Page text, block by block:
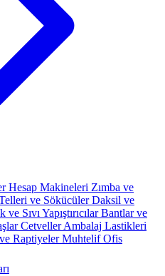
Hesap Makineleri Zımba ve
ve SökücülerDaksil ve
ve Sıvı YapıştırıcılarBantlar ve
CetvellerAmbalaj Lastikleri
RaptiyelerMuhtelif Ofis